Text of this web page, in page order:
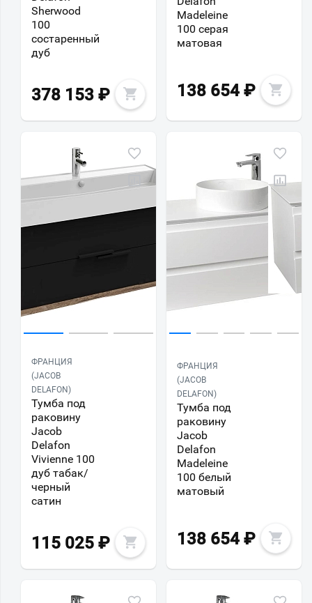
Sherwood
100
состаренный
дуб
378 153 ₽
Madeleine
100 серая
матовая
138 654 ₽
ФРАНЦИЯ
(JACOB
DELAFON)
Тумба под
раковину
Jacob
Delafon
Vivienne 100
дуб табак/
черный
сатин
115 025 ₽
ФРАНЦИЯ
(JACOB
DELAFON)
Тумба под
раковину
Jacob
Delafon
Madeleine
100 белый
матовый
138 654 ₽